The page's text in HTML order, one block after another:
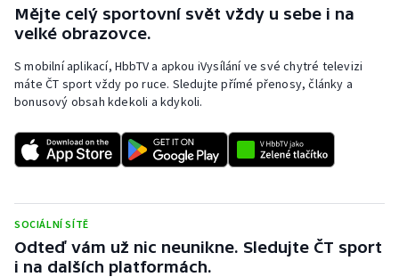
Rychlostní kanoistika
Short track
Stolní tenis
Triatlon
Mějte celý sportovní svět vždy u sebe i na
velké obrazovce.
S mobilní aplikací, HbbTV a apkou iVysílání ve své chytré televizi
máte ČT sport vždy po ruce. Sledujte přímé přenosy, články a
bonusový obsah kdekoli a kdykoli.
SOCIÁLNÍ SÍTĚ
Odteď vám už nic neunikne. Sledujte ČT sport
i na dalších platformách.